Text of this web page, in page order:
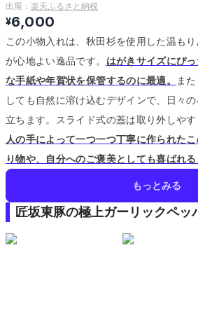
出展： 楽天ふるさと納税
¥6,000
この小物入れは、秋田杉を使用した温も
が心地よい逸品です。 はがきサイズにぴ
な手紙や年賀状を保管するのに最適。
ま
しても自然に溶け込むデザインで、日々
立ちます。
スライド式の蓋は取り外しや
人の手によって一つ一つ丁寧に作られた
り物や、自分へのご褒美としても喜ばれる
もっとみる
匠坂東豚の極上ガーリックペッ